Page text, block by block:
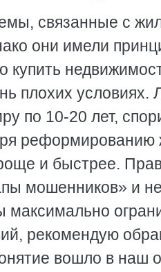
связанные с
они имели
плохих
по 10-20 лет,
и быстрее.
мошенников» и
максимально
рекомендую
вошло в наш